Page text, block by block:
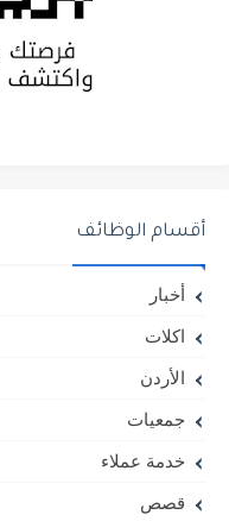
أقسام الوظائف
أخبار
اكلات
الأردن
جمعيات
خدمة عملاء
قصص